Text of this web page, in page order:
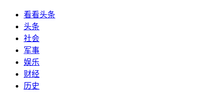
看看头条
头条
社会
军事
娱乐
财经
历史